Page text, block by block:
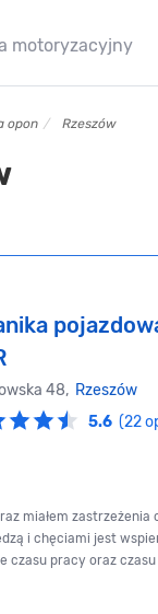
motoryzacyjny
opon Rzeszów
48, Rzeszów
5.6 (22
miałem zastrzeżenia
i chęciami jest
pracy oraz